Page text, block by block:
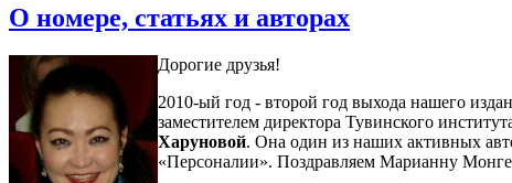
О номере, статьях и авторах
Дорогие друзья!
2010-ый год - второй год выхода нашего
заместителем директора Тувинского
Харуновой. Она один из наших активных
«Персоналии». Поздравляем Марианну